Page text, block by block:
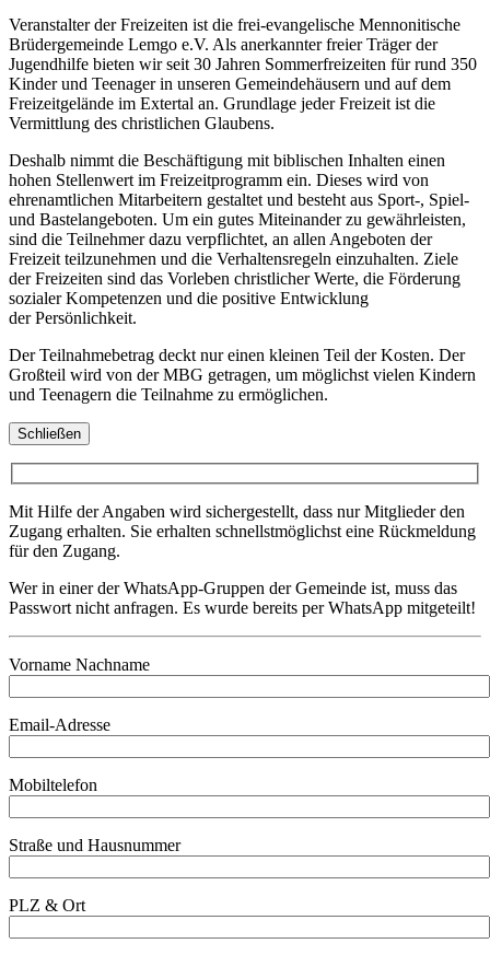
Veranstalter der Freizeiten ist die frei-evangelische Mennonitische
Brüdergemeinde Lemgo e.V. Als anerkannter freier Träger der
Jugendhilfe bieten wir seit 30 Jahren Sommerfreizeiten für rund 350
Kinder und Teenager in unseren Gemeindehäusern und auf dem
Freizeitgelände im Extertal an. Grundlage jeder Freizeit ist die
Vermittlung des christlichen Glaubens.
Deshalb nimmt die Beschäftigung mit biblischen Inhalten einen
hohen Stellenwert im Freizeitprogramm ein. Dieses wird von
ehrenamtlichen Mitarbeitern gestaltet und besteht aus Sport-, Spiel-
und Bastelangeboten. Um ein gutes Miteinander zu gewährleisten,
sind die Teilnehmer dazu verpflichtet, an allen Angeboten der
Freizeit teilzunehmen und die Verhaltensregeln einzuhalten. Ziele
der Freizeiten sind das Vorleben christlicher Werte, die Förderung
sozialer Kompetenzen und die positive Entwicklung
der Persönlichkeit.
Der Teilnahmebetrag deckt nur einen kleinen Teil der Kosten. Der
Großteil wird von der MBG getragen, um möglichst vielen Kindern
und Teenagern die Teilnahme zu ermöglichen.
Schließen
Mit Hilfe der Angaben wird sichergestellt, dass nur Mitglieder den
Zugang erhalten. Sie erhalten schnellstmöglichst eine Rückmeldung
für den Zugang.
Wer in einer der WhatsApp-Gruppen der Gemeinde ist, muss das
Passwort nicht anfragen. Es wurde bereits per WhatsApp mitgeteilt!
Vorname Nachname
Email-Adresse
Mobiltelefon
Straße und Hausnummer
PLZ & Ort